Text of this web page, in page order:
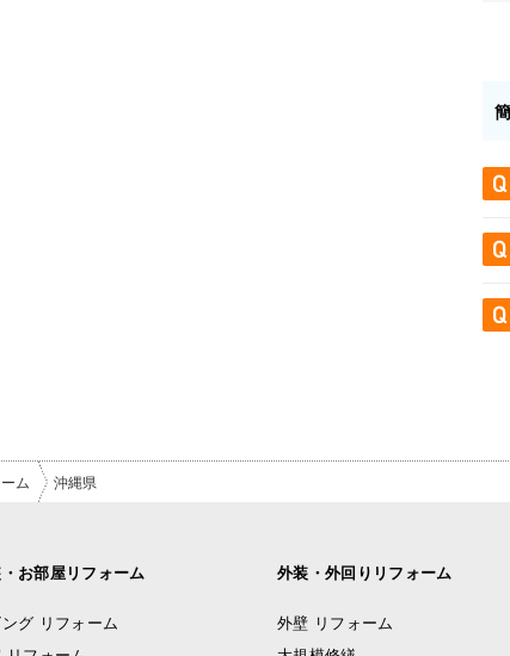
ム 沖縄県
お部屋リフォーム
ング リフォーム
外装・外回りリフォーム
外壁 リフォーム